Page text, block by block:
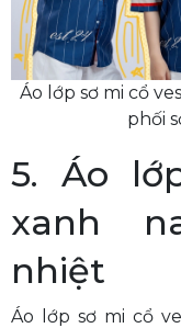
Áo lớp sơ mi cổ
phối
5. Áo
xanh
nhiệt
Áo lớp sơ mi cổ